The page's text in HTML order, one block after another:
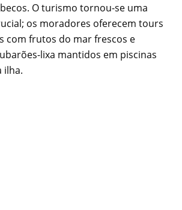
O turismo tornou-se uma
os moradores oferecem tours
com frutos do mar frescos e
lixa mantidos em piscinas
ilha.